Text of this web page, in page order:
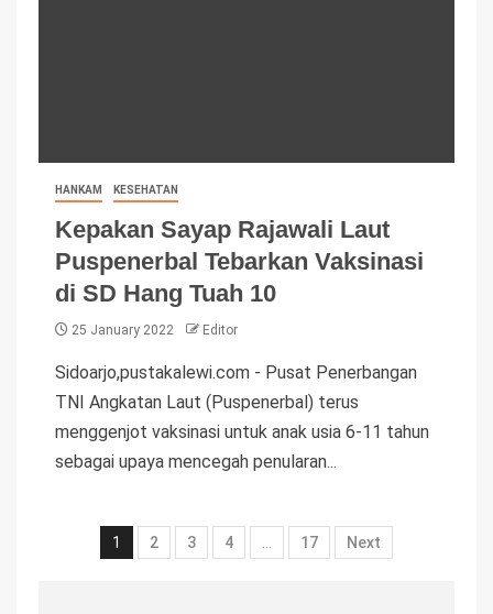
HANKAM KESEHATAN
Kepakan Sayap Rajawali Laut
Puspenerbal Tebarkan Vaksinasi
di SD Hang Tuah 10
25 January 2022 Editor
Sidoarjo,pustakalewi.com - Pusat Penerbangan
TNI Angkatan Laut (Puspenerbal) terus
menggenjot vaksinasi untuk anak usia 6-11 tahun
sebagai upaya mencegah penularan...
1 2 3 4 … 17 Next